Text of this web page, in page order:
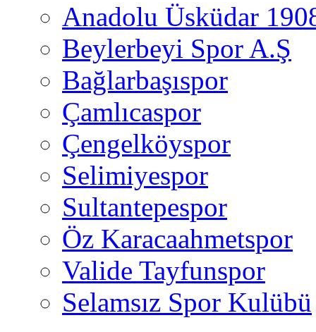
Anadolu Üsküdar
Beylerbeyi Spor A.Ş
Bağlarbaşıspor
Çamlıcaspor
Çengelköyspor
Selimiyespor
Sultantepespor
Öz Karacaahmetspor
Valide Tayfunspor
Selamsız Spor Kulübü